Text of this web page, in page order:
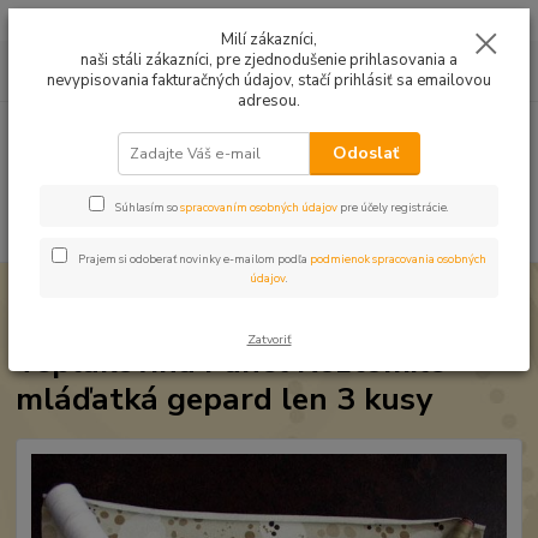
0949224331
9:00 -14:30
za0,00 EUR
Teplákovina Panel Roztomilé mláďatká
Teplákovina Panel Roztomilé
mláďatká gepard len 3 kusy
Milí zákazníci,
naši stáli zákazníci, pre zjednodušenie prihlasovania a
nevypisovania fakturačných údajov, stačí prihlásiť sa emailovou
adresou.
Odoslať
Súhlasím sospracovaním osobných údajov pre účely registrácie.
Prajem si odoberať novinky e-mailom podľa podmienok spracovania osobných
údajov.
Zatvoriť